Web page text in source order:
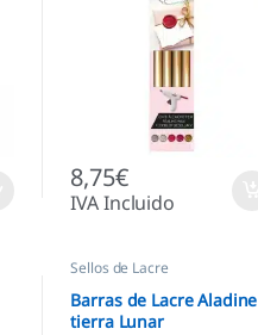
8,75€
IVA Incluido
Sellos de Lacre
Barras de Lacre Aladine
tierra Lunar